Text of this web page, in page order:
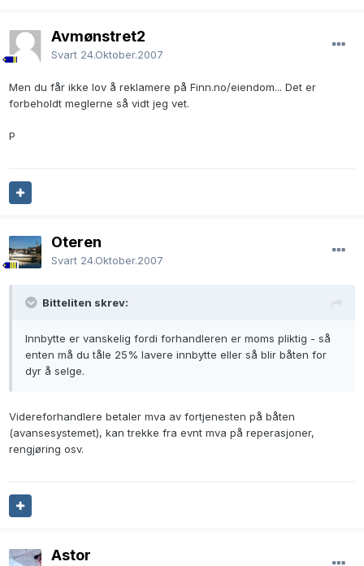
Avmønstret2
Svart 24.Oktober.2007
Men du får ikke lov å reklamere på Finn.no/eiendom... Det er
forbeholdt meglerne så vidt jeg vet.
P
Oteren
Svart 24.Oktober.2007
Bitteliten skrev:
Innbytte er vanskelig fordi forhandleren er moms pliktig - så
enten må du tåle 25% lavere innbytte eller så blir båten for
dyr å selge.
Videreforhandlere betaler mva av fortjenesten på båten
(avansesystemet), kan trekke fra evnt mva på reperasjoner,
rengjøring osv.
Astor